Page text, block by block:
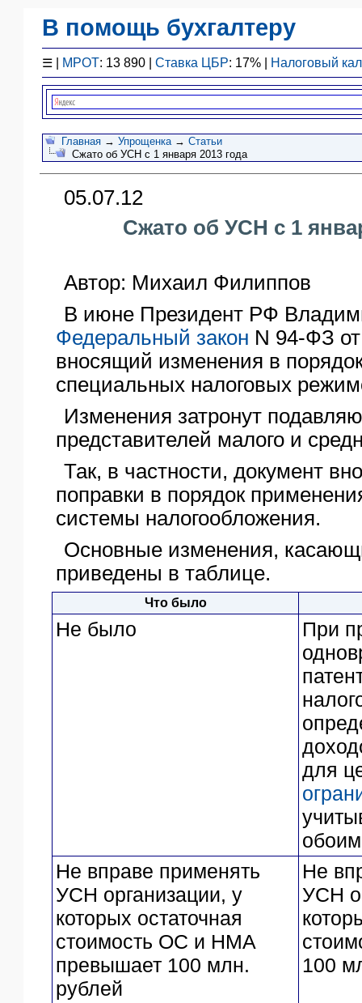
В помощь бухгалтеру
☰ МРОТ: 13 890 | Ставка ЦБР: 17% | Налоговый
Законодательство
F1 - Отчетность
План счетов
Справочник
Упрощенка
Договоры
Главная → Упрощенка→ Статьи
Сжато об УСН с 1 января 2013 года
05.07.12
Сжато об УСН с 1
Автор: Михаил Филиппов
В июне Президент РФ
Федеральный закон N 94-ФЗ
вносящий изменения в
специальных налоговых
Изменения затронут
представителей малого и
Так, в частности, документ
поправки в порядок
системы налогообложения.
Основные изменения,
приведены в таблице.
Что было
Не было
При
для
Не вправе применять
УСН организации, у
которых остаточная
стоимость ОС и НМА
превышает 100 млн.
рублей
Не
УСН
100